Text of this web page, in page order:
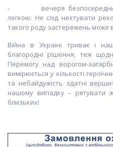
- вечеря безпосередньо
легкою. Не слід нехтувати
такого роду застережень може
Війна в Україні триває і
благородні рішення, теж
Перемогу над ворогом-
вимірюється у кількості
та небайдужість здатні
нашому випадку – рятувати
близьких!